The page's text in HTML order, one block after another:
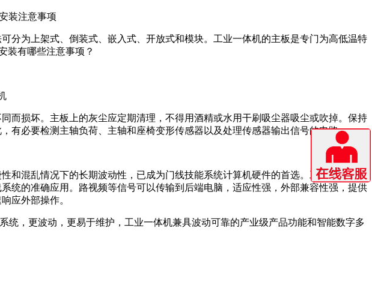
装注意事项
分为上架式、倒装式、嵌入式、开放式和模块。工业一体机的主板是专门为高低温特
装有哪些注意事项？
而损坏。主板上的灰尘应定期清理，不得用酒精或水用干刷吸尘器吸尘或吹掉。保持
有必要检测主轴负荷、主轴和座椅变形传感器以及处理传感器输出信号的电路。
和混乱情况下的长期波动性，已成为门线技能系统计算机硬件的首选。工业一体机的
统的准确应用。路视频等信号可以传输到后端电脑，适应性强，外部兼容性强，提供
应外部操作。
，更波动，更易于维护，工业一体机兼具波动可靠的产业级产品功能和智能数字多